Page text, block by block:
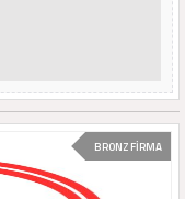
BRONZ FİRMA